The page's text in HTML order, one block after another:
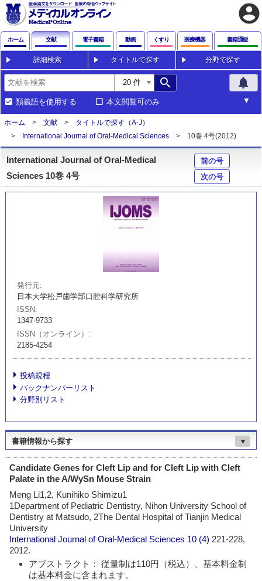
account_circle
ホーム 文献 電子書籍 動画 くすり 医療機器 書籍通販
詳細検索 タイトルで探す 分野で探す
search notifications
類義語を使用する 本文閲覧可のみ
ホーム 文献
タイトルで探す（A-J）
International Journal of Oral-Medical Sciences
10巻 4号(2012)
International Journal of Oral-Medical
Sciences 10巻 4号
前の号
次の号
発行元
日本大学松戸歯学部口腔科学研究所
ISSN
1347-9733
ISSN（オンライン）
2185-4254
投稿規程
バックナンバーリスト
分野別リスト
書籍情報から探す ▼
Candidate Genes for Cleft Lip and for Cleft Lip with Cleft
Palate in the A/WySn Mouse Strain
Meng Li1,2, Kunihiko Shimizu1
1Department of Pediatric Dentistry, Nihon University School of
Dentistry at Matsudo, 2The Dental Hospital of Tianjin Medical
University
International Journal of Oral-Medical Sciences 10 (4) 221-228,
2012.
アブストラクト： 従量制は110円（税込）、基本料金制
は基本料金に含まれます。